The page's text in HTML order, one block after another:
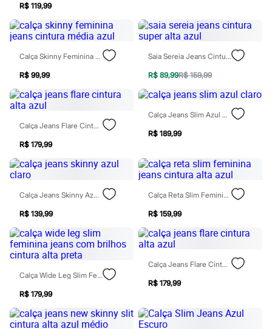
Carteiras
Óculos
Relógios
Calçados
Botas
Chinelos
Sapatos
Tênis
Moda esportiva
Bermudas
Camisetas
Calças
Calçados
Regatas
Moda íntima
Cuecas
Pijamas
Moda praia
Personagens
Plus size
Blusas e Camisetas
Calças
Camisas
Casacos e Jaquetas
Moda esportiva
Shorts e Bermudas
R$ 119,99
Calça Skinny Feminina Jeans Cintura Média Azul
R$ 99,99
Saia Sereia Jeans Cintura Super Alta Azul
R$ 89,99R$ 159,99
Calça Jeans Flare Cintura Alta Azul
R$ 179,99
Calça Jeans Slim Azul Claro
R$ 189,99
Calça Jeans Skinny Azul Claro
R$ 139,99
Calça Reta Slim Feminina Jeans Cintura Alta Azul
R$ 159,99
Calça Wide Leg Slim Feminina Jeans Com Brilhos Cintura Alta Preta
R$ 179,99
Calça Jeans Flare Cintura Alta Azul
R$ 179,99